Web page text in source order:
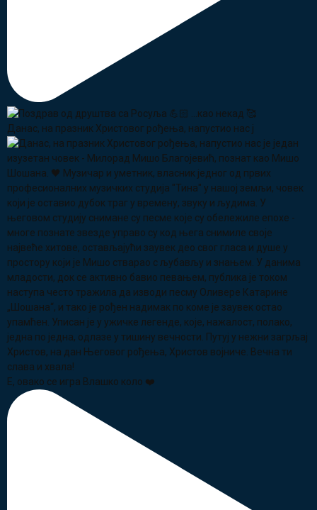
Данас, на празник Христовог рођења, напустио нас ј
Е, овако се игра Влашко коло ❤️